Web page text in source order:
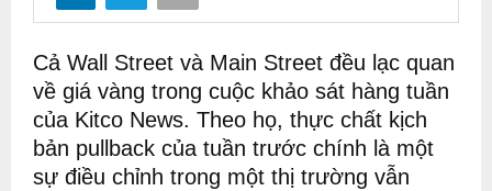
Cả Wall Street và Main Street đều lạc quan
về giá vàng trong cuộc khảo sát hàng tuần
của Kitco News. Theo họ, thực chất kịch
bản pullback của tuần trước chính là một
sự điều chỉnh trong một thị trường vẫn